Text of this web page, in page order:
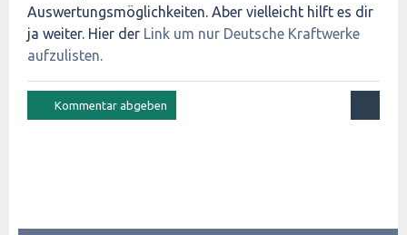
Auswertungsmöglichkeiten. Aber vielleicht hilft es dir
ja weiter. Hier der Link um nur Deutsche Kraftwerke
aufzulisten.